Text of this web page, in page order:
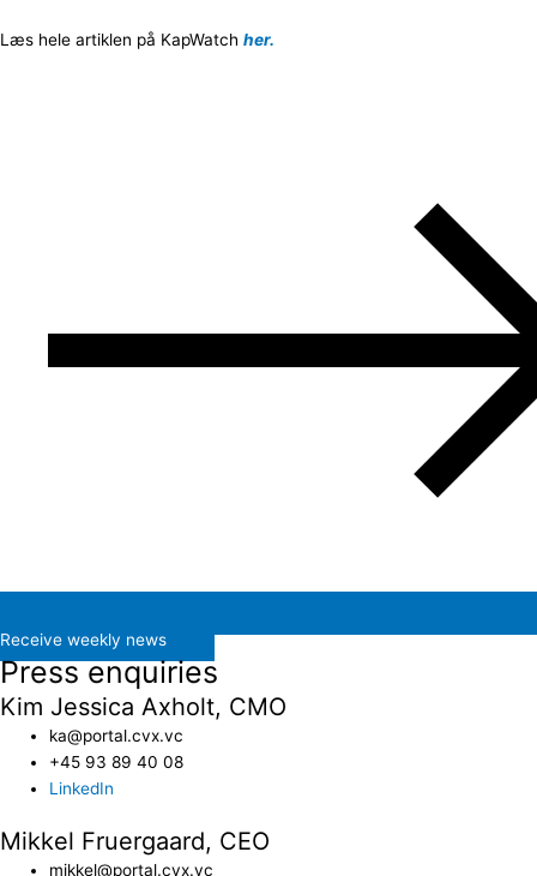
Læs hele artiklen på KapWatch her.
Receive weekly news
Press enquiries
Kim Jessica Axholt, CMO
ka@portal.cvx.vc​
+45 93 89 40 08
LinkedIn
Mikkel Fruergaard, CEO
mikkel@portal.cvx.vc